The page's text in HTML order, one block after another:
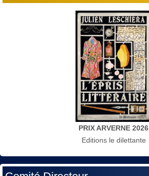
PRIX ARVERNE 2026
Editions le dilettante